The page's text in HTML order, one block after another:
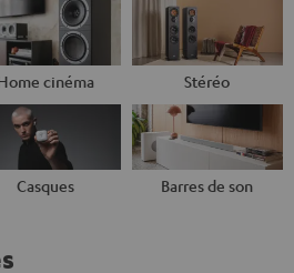
cinéma Stéréo
Casques Barres de son